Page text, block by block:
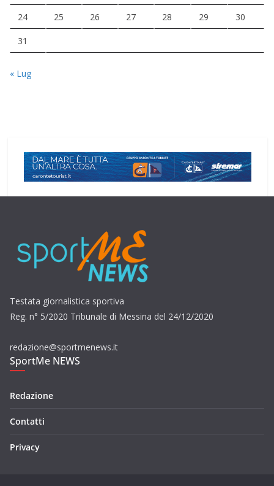
24 25 26 27 28 29 30
31
« Lug
Testata giornalistica sportiva
Reg. n° 5/2020 Tribunale di Messina del 24/12/2020
redazione@sportmenews.it
SportMe NEWS
Redazione
Contatti
Privacy